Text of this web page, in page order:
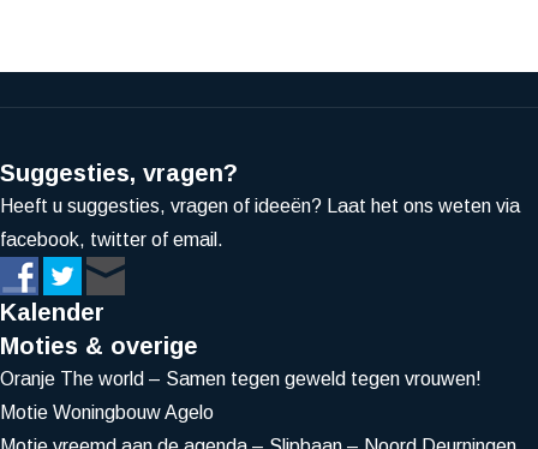
Suggesties, vragen?
Heeft u suggesties, vragen of ideeën? Laat het ons weten via
facebook, twitter of email.
Kalender
Moties & overige
Oranje The world – Samen tegen geweld tegen vrouwen!
Motie Woningbouw Agelo